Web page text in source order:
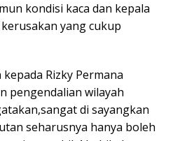
kondisi kaca dan kepala
yang cukup
Rizky Permana
pengendalian wilayah
di sayangkan
seharusnya hanya boleh